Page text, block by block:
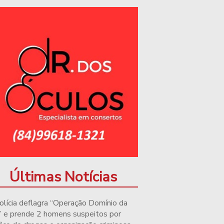
Últimas Notícias
deflagra “Operação Domínio da
e prende 2 homens suspeitos por